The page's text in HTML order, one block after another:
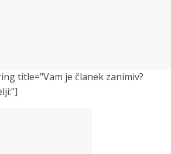
title="Vam je članek zanimiv?